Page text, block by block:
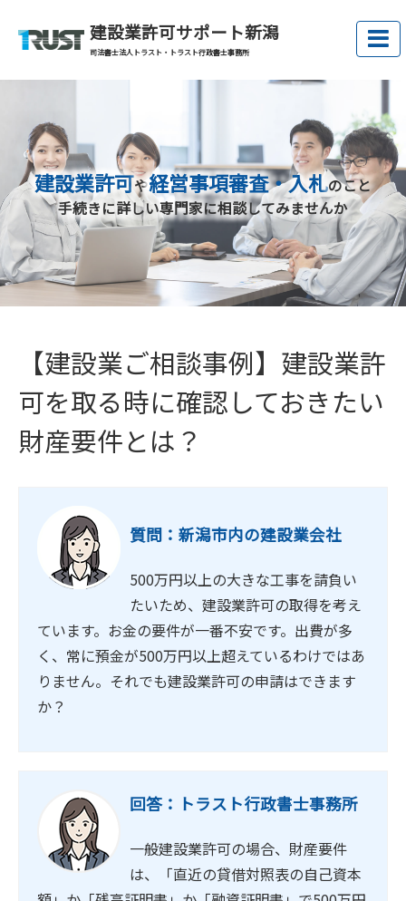
建設業許可サポート新潟
司法書士法人トラスト・トラスト行政書士事務所
建設業許可や経営事項審査・入札のこと
手続きに詳しい専門家に相談してみませんか
【建設業ご相談事例】建設業許
可を取る時に確認しておきたい
財産要件とは？
質問：新潟市内の建設業会社
500万円以上の大きな工事を請負い
たいため、建設業許可の取得を考え
ています。お金の要件が一番不安です。出費が多
く、常に預金が500万円以上超えているわけではあ
りません。それでも建設業許可の申請はできます
か？
回答：トラスト行政書士事務所
一般建設業許可の場合、財産要件
は、「直近の貸借対照表の自己資本